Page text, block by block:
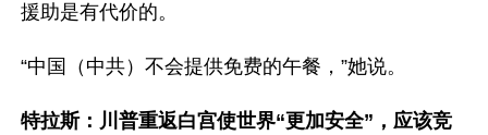
援助是有代价的。
“中国（中共）不会提供免费的午餐，”她说。
特拉斯：川普重返白宫使世界“更加安全”，应该竞